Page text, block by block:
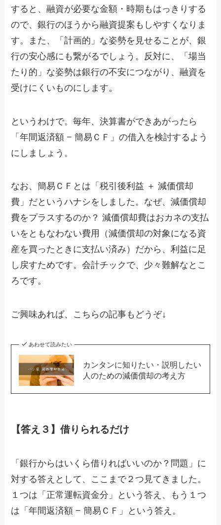
すると、融資が必要な金額・時期もはっきりする
ので、銀行のほうから融資提案もしやすくなりま
す。また、「計画的」な姿勢を見せることが、銀
行の安心感にも繋がるでしょう。反対に、「場当
たり的」な姿勢は銀行の不安につながり、融資を
受けにくいものにします。
というわけで。毎年、決算書ができあがったら
「年間返済額 − 簡易ＣＦ」の借入を検討するよう
にしましょう。
なお、簡易ＣＦとは「税引後利益 ＋ 減価償却
費」だというハナシをしました。なぜ、減価償却
費をプラスするのか？ 減価償却費はおカネの支払
いをともなわない費用（減価償却の対象になる資
産を買ったときに支払い済み）だから、利益に足
し戻すためです。会計チックで、少々難解なとこ
ろです。
ご興味あれば、こちらの記事もどうぞ↓
あわせて読みたい
カンタンに知りたい・説明したい
人のための減価償却の考え方
【答え３】借りられるだけ
「銀行からはいくら借りればいいのか？問題」に
対する答えとして、ここまで２つ見てきました。
１つは「正常運転資金分」という答え、もう１つ
は「年間返済額 − 簡易ＣＦ」という答え。